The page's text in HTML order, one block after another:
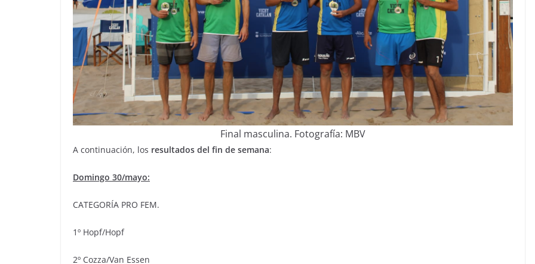
Final masculina. Fotografía: MBV
A continuación, los resultados del fin de semana:
Domingo 30/mayo:
CATEGORÍA PRO FEM.
1º Hopf/Hopf
2º Cozza/Van Essen